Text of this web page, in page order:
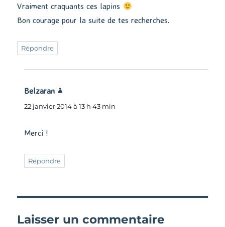
Vraiment craquants ces lapins
Bon courage pour la suite de tes recherches.
Répondre
Belzaran
22 janvier 2014 à 13 h 43 min
Merci !
Répondre
Laisser un commentaire